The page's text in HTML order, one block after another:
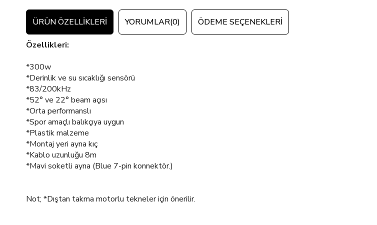
ÜRÜN ÖZELLIKLERI YORUMLAR(0) ÖDEME SEÇENEKLERI
Özellikleri:
*300w
*Derinlik ve su sıcaklığı sensörü
*83/200kHz
*52° ve 22° beam açısı
*Orta performanslı
*Spor amaçlı balıkçıya uygun
*Plastik malzeme
*Montaj yeri ayna kıç
*Kablo uzunluğu 8m
*Mavi soketli ayna (Blue 7-pin konnektör.)
Not; *Dıştan takma motorlu tekneler için önerilir.